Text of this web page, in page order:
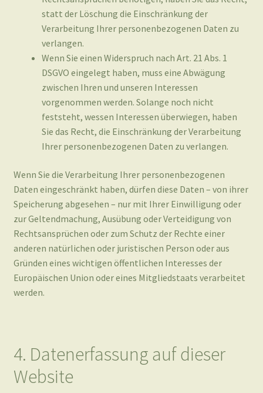
DSGVO eingelegt haben, muss eine Abwägung
zwischen Ihren und unseren Interessen
vorgenommen werden. Solange noch nicht
feststeht, wessen Interessen überwiegen, haben
Sie das Recht, die Einschränkung der Verarbeitung
Ihrer personenbezogenen Daten zu verlangen.
Wenn Sie die Verarbeitung Ihrer personenbezogenen
Daten eingeschränkt haben, dürfen diese Daten – von ihrer
Speicherung abgesehen – nur mit Ihrer Einwilligung oder
zur Geltendmachung, Ausübung oder Verteidigung von
Rechtsansprüchen oder zum Schutz der Rechte einer
anderen natürlichen oder juristischen Person oder aus
Gründen eines wichtigen öffentlichen Interesses der
Europäischen Union oder eines Mitgliedstaats verarbeitet
werden.
4. Datenerfassung auf dieser
Cookies
Unsere Internetseiten verwenden so genannte „Cookies“.